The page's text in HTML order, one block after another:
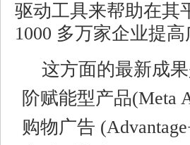
驱动工具来帮助在其
1000 多万家企业提高
这方面的最新成
阶赋能型产品(Meta
购物广告